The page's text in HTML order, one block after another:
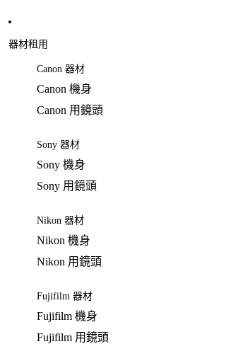
器材租用
Canon 器材
Canon 機身
Canon 用鏡頭
Sony 器材
Sony 機身
Sony 用鏡頭
Nikon 器材
Nikon 機身
Nikon 用鏡頭
Fujifilm 器材
Fujifilm 機身
Fujifilm 用鏡頭